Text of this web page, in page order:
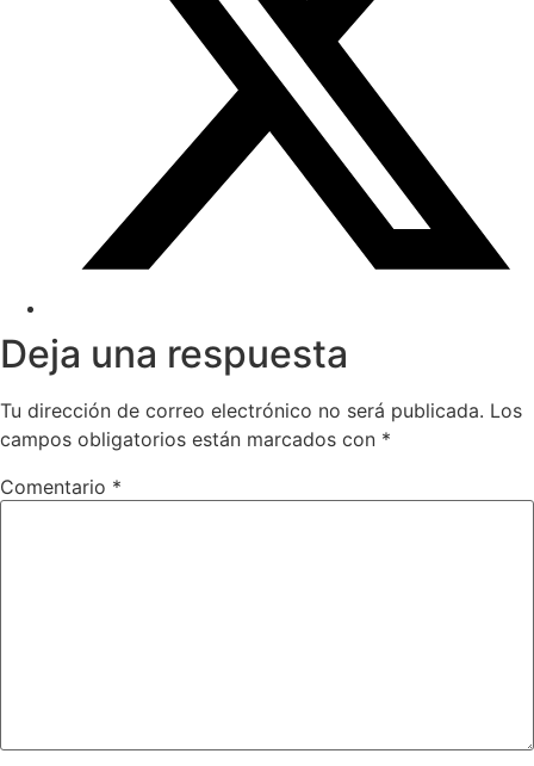
Deja una respuesta
Tu dirección de correo electrónico no será publicada. Los
campos obligatorios están marcados con *
Comentario *